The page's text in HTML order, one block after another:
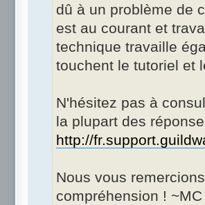
dû à un problème de
est au courant et
technique travaille
touchent le tutoriel et
N'hésitez pas à
la plupart des
http://
Nous vous
compréhension ! ~MC